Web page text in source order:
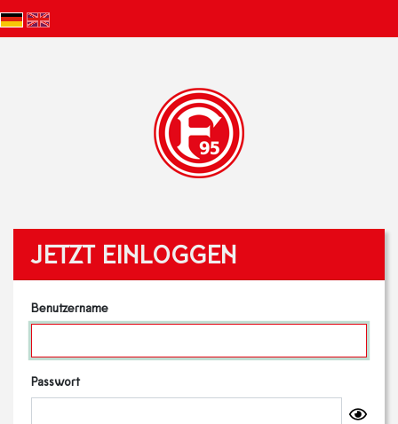
JETZT EINLOGGEN
Benutzername
Passwort